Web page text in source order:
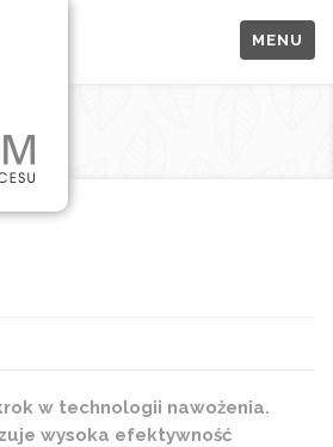
MENU
w technologii nawożenia.
wysoka efektywność